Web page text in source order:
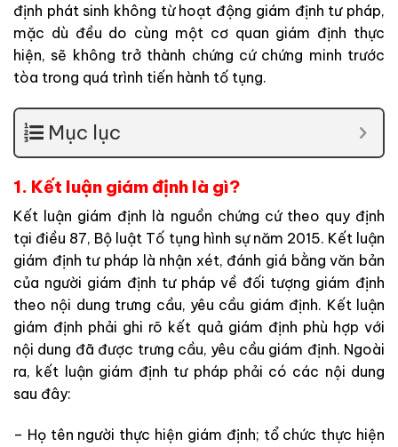
định phát sinh không từ hoạt động giám định tư pháp,
mặc dù đều do cùng một cơ quan giám định thực
hiện, sẽ không trở thành chứng cứ chứng minh trước
tòa trong quá trình tiến hành tố tụng.
Mục lục
1. Kết luận giám định là gì?
Kết luận giám định là nguồn chứng cứ theo quy định
tại điều 87, Bộ luật Tố tụng hình sự năm 2015. Kết luận
giám định tư pháp là nhận xét, đánh giá bằng văn bản
của người giám định tư pháp về đối tượng giám định
theo nội dung trưng cầu, yêu cầu giám định. Kết luận
giám định phải ghi rõ kết quả giám định phù hợp với
nội dung đã được trưng cầu, yêu cầu giám định. Ngoài
ra, kết luận giám định tư pháp phải có các nội dung
sau đây:
– Họ tên người thực hiện giám định; tổ chức thực hiện